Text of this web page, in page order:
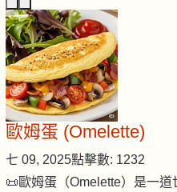
歐姆蛋 (Omelette)
七 09, 2025點擊數: 1232
📜歐姆蛋（Omelette）是一